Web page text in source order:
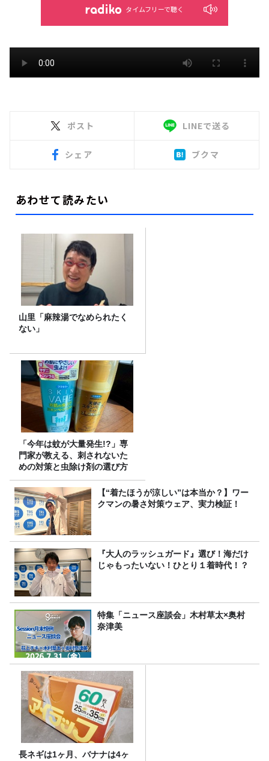
タイムフリーで聴く
ポスト LINEで送る
シェア ブクマ
あわせて読みたい
山里「麻辣湯でなめられたく
ない」
「今年は蚊が大量発生!?」専
門家が教える、刺されないた
めの対策と虫除け剤の選び方
【“着たほうが涼しい”は本当か？】ワー
クマンの暑さ対策ウェア、実力検証！
『大人のラッシュガード』選び！海だけ
じゃもったいない！ひとり１着時代！？
特集「ニュース座談会」木村草太×奥村
奈津美
長ネギは1ヶ月、バナナは4ヶ